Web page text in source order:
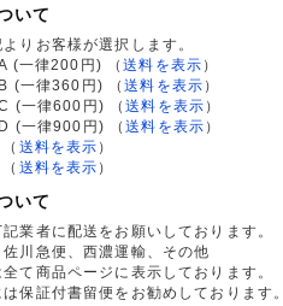
いて
りお客様が選択します。
(一律200円)
（送料を表示 ）
(一律360円)
（送料を表示 ）
(一律600円)
（送料を表示 ）
(一律900円)
（送料を表示 ）
（ 送料を表示 ）
（ 送料を表示 ）
いて
業者に配送をお願いしております。
佐川急便、西濃運輸、その他
て商品ページに表示しております。
保証付書留便をお勧めしております。